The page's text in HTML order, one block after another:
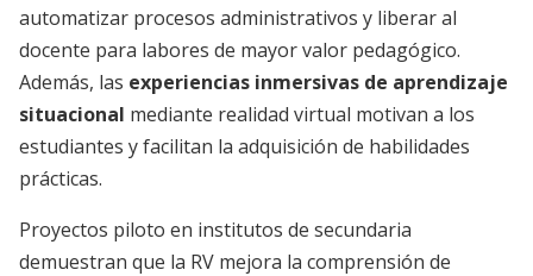
automatizar procesos administrativos y liberar al
docente para labores de mayor valor pedagógico.
Además, las experiencias inmersivas de aprendizaje
situacional mediante realidad virtual motivan a los
estudiantes y facilitan la adquisición de habilidades
prácticas.
Proyectos piloto en institutos de secundaria
demuestran que la RV mejora la comprensión de